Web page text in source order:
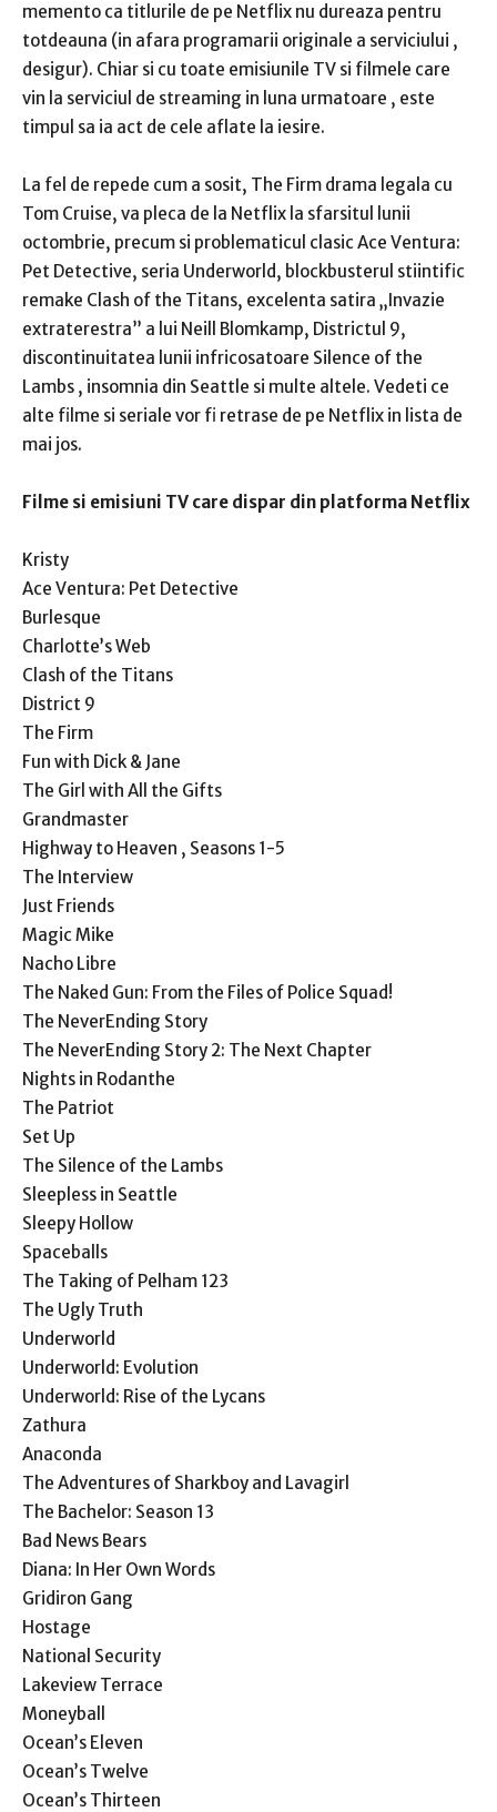
memento ca titlurile de pe Netflix nu dureaza pentru
totdeauna (in afara programarii originale a serviciului ,
desigur). Chiar si cu toate emisiunile TV si filmele care
vin la serviciul de streaming in luna urmatoare , este
timpul sa ia act de cele aflate la iesire.
La fel de repede cum a sosit, The Firm drama legala cu
Tom Cruise, va pleca de la Netflix la sfarsitul lunii
octombrie, precum si problematicul clasic Ace Ventura:
Pet Detective, seria Underworld, blockbusterul stiintific
remake Clash of the Titans, excelenta satira „Invazie
extraterestra” a lui Neill Blomkamp, Districtul 9,
discontinuitatea lunii infricosatoare Silence of the
Lambs , insomnia din Seattle si multe altele. Vedeti ce
alte filme si seriale vor fi retrase de pe Netflix in lista de
mai jos.
Filme si emisiuni TV care dispar din platforma Netflix
Kristy
Ace Ventura: Pet Detective
Burlesque
Charlotte’s Web
Clash of the Titans
District 9
The Firm
Fun with Dick & Jane
The Girl with All the Gifts
Grandmaster
Highway to Heaven , Seasons 1-5
The Interview
Just Friends
Magic Mike
Nacho Libre
The Naked Gun: From the Files of Police Squad!
The NeverEnding Story
The NeverEnding Story 2: The Next Chapter
Nights in Rodanthe
The Patriot
Set Up
The Silence of the Lambs
Sleepless in Seattle
Sleepy Hollow
Spaceballs
The Taking of Pelham 123
The Ugly Truth
Underworld
Underworld: Evolution
Underworld: Rise of the Lycans
Zathura
Anaconda
The Adventures of Sharkboy and Lavagirl
The Bachelor: Season 13
Bad News Bears
Diana: In Her Own Words
Gridiron Gang
Hostage
National Security
Lakeview Terrace
Moneyball
Ocean’s Eleven
Ocean’s Twelve
Ocean’s Thirteen